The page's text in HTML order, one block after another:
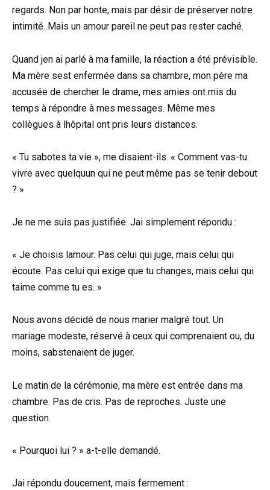
regards. Non par honte, mais par désir de préserver notre
intimité. Mais un amour pareil ne peut pas rester caché.
Quand jen ai parlé à ma famille, la réaction a été prévisible.
Ma mère sest enfermée dans sa chambre, mon père ma
accusée de chercher le drame, mes amies ont mis du
temps à répondre à mes messages. Même mes
collègues à lhôpital ont pris leurs distances.
« Tu sabotes ta vie », me disaient-ils. « Comment vas-tu
vivre avec quelquun qui ne peut même pas se tenir debout
? »
Je ne me suis pas justifiée. Jai simplement répondu :
« Je choisis lamour. Pas celui qui juge, mais celui qui
écoute. Pas celui qui exige que tu changes, mais celui qui
taime comme tu es. »
Nous avons décidé de nous marier malgré tout. Un
mariage modeste, réservé à ceux qui comprenaient ou, du
moins, sabstenaient de juger.
Le matin de la cérémonie, ma mère est entrée dans ma
chambre. Pas de cris. Pas de reproches. Juste une
question.
« Pourquoi lui ? » a-t-elle demandé.
Jai répondu doucement, mais fermement :